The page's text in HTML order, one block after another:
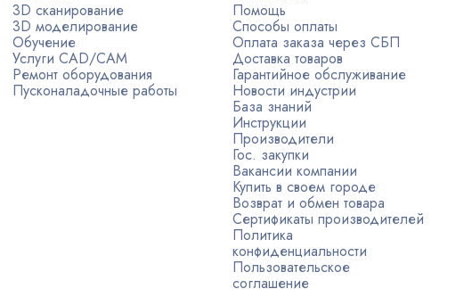
3D сканирование
3D моделирование
Обучение
Услуги CAD/CAM
Ремонт оборудования
Пусконаладочные работы
Помощь
Способы оплаты
Оплата заказа через СБП
Доставка товаров
Гарантийное обслуживание
Новости индустрии
База знаний
Инструкции
Производители
Гос. закупки
Вакансии компании
Купить в своем городе
Возврат и обмен товара
Сертификаты производителей
Политика
конфиденциальности
Пользовательское
соглашение